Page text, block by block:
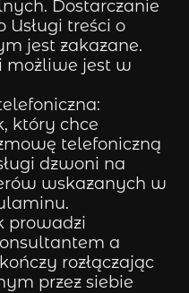
Dostarczanie
treści o
jest zakazane.
możliwe jest w
który chce
telefoniczną
dzwoni na
wskazanych w
prowadzi
a
rozłączając
przez siebie